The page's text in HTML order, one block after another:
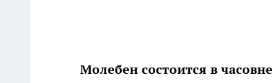
Молебен состоится в